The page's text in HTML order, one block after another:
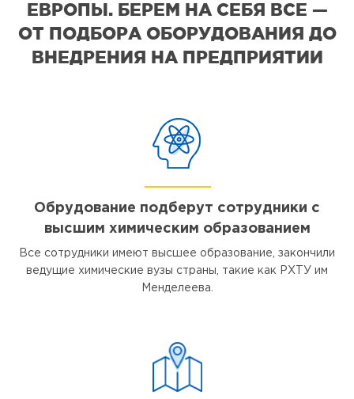
ЕВРОПЫ. БЕРЕМ НА СЕБЯ ВСЕ —
ОТ ПОДБОРА ОБОРУДОВАНИЯ ДО
ВНЕДРЕНИЯ НА ПРЕДПРИЯТИИ
Обрудование подберут сотрудники с
высшим химическим образованием
Все сотрудники имеют высшее образование, закончили
ведущие химические вузы страны, такие как РХТУ им
Менделеева.